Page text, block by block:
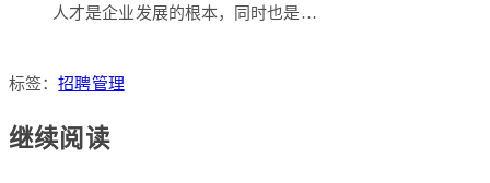
人才是企业发展的根本，同时也是…
标签：招聘管理
继续阅读